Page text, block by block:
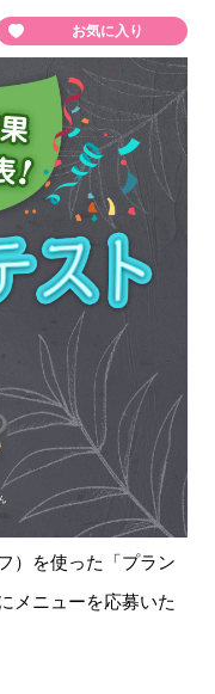
お気に入り
）を使った「プラン
メニューを応募いた